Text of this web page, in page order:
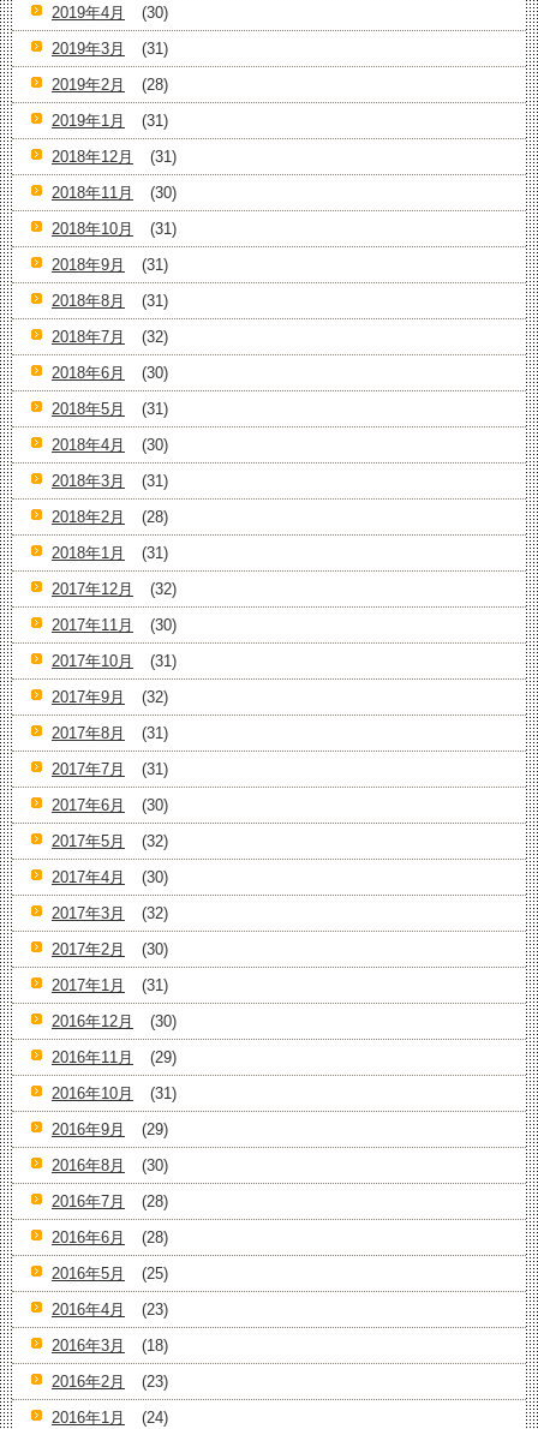
2019年4月
(30)
2019年3月
(31)
2019年2月
(28)
2019年1月
(31)
2018年12月
(31)
2018年11月
(30)
2018年10月
(31)
2018年9月
(31)
2018年8月
(31)
2018年7月
(32)
2018年6月
(30)
2018年5月
(31)
2018年4月
(30)
2018年3月
(31)
2018年2月
(28)
2018年1月
(31)
2017年12月
(32)
2017年11月
(30)
2017年10月
(31)
2017年9月
(32)
2017年8月
(31)
2017年7月
(31)
2017年6月
(30)
2017年5月
(32)
2017年4月
(30)
2017年3月
(32)
2017年2月
(30)
2017年1月
(31)
2016年12月
(30)
2016年11月
(29)
2016年10月
(31)
2016年9月
(29)
2016年8月
(30)
2016年7月
(28)
2016年6月
(28)
2016年5月
(25)
2016年4月
(23)
2016年3月
(18)
2016年2月
(23)
2016年1月
(24)